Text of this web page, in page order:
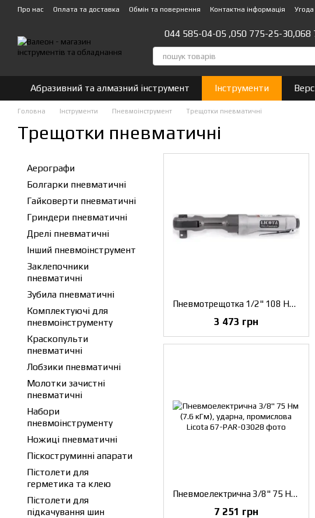
Перейти до основного контенту
Про нас Оплата та доставка Обмін та повернення Контактна інформація
044 585-04-05 ,050 775-25-30,068
Абразивний та алмазний інструмент Інструменти
Головна Інструменти Пневмоінструмент Трещотки пневматичні
Трещотки пневматичні
Пневмотрещотка 1/2" 108 Нм (11 кГм) Licota
3 473 грн
Пневмоелектрична 3/8" 75 Нм (7.6 кГм), ударна, промислова Licota
7 251 грн
Аерографи
Болгарки пневматичні
Гайковерти пневматичні
Гриндери пневматичні
Дрелі пневматичні
Інший пневмоінструмент
Заклепочники
пневматичні
Зубила пневматичні
Комплектуючі для
пневмоінструменту
Краскопульти
пневматичні
Лобзики пневматичні
Молотки зачистні
пневматичні
Набори
пневмоінструменту
Ножиці пневматичні
Піскоструминні апарати
Пістолети для
герметика та клею
Пістолети для
підкачування шин